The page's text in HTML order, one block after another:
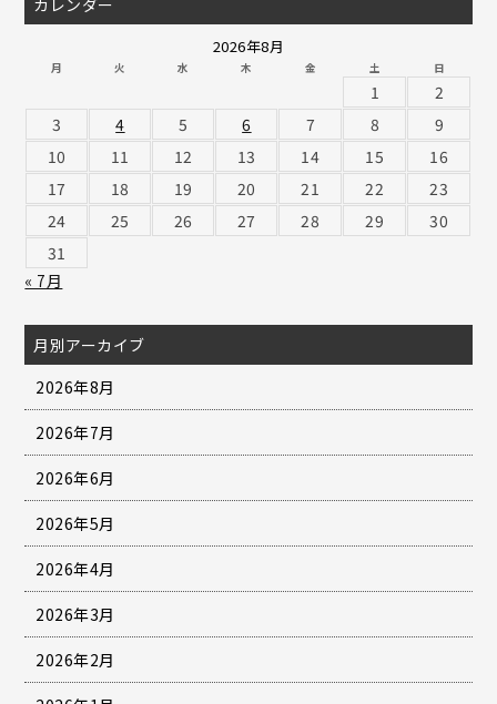
2026年8月
月 火 水 木 金 土 日
1
2
3
4 5 6 7 8
9
10
11 12 13 14 15
16
17
18 19 20 21 22
23
24
25 26 27 28 29
30
31
« 7月
月別アーカイブ
2026年8月
2026年7月
2026年6月
2026年5月
2026年4月
2026年3月
2026年2月